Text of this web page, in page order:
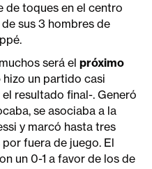
de toques en el centro
sus 3 hombres de
será el próximo
hizo un partido casi
resultado final-. Generó
se asociaba a la
y marcó hasta tres
fuera de juego. El
un 0-1 a favor de los de